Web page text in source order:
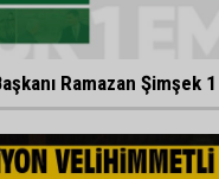
Ramazan Şimşek